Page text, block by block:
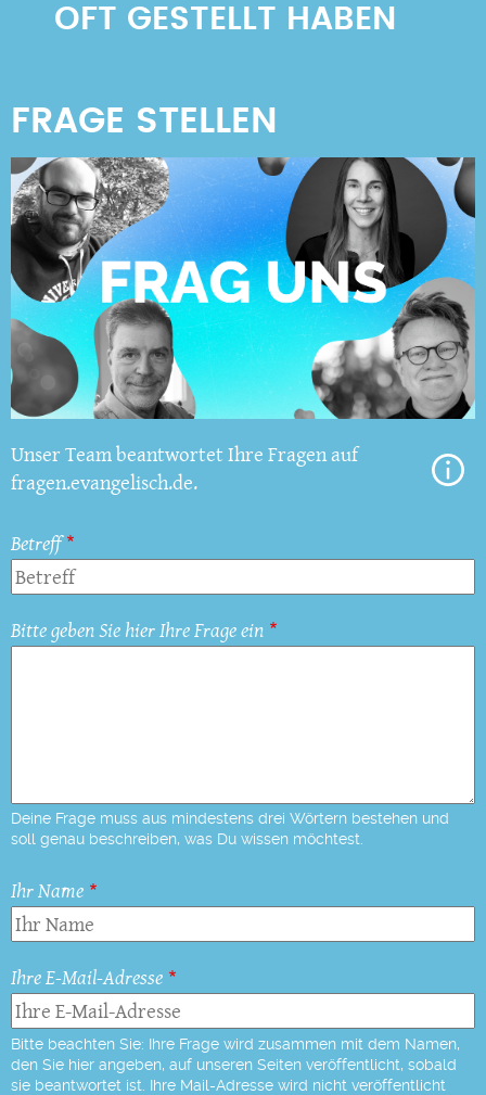
OFT GESTELLT HABEN
Unser Team beantwortet Ihre Fragen auf
fragen.evangelisch.de.
Betreff
Bitte geben Sie hier Ihre Frage ein
Deine Frage muss aus mindestens drei Wörtern bestehen und
soll genau beschreiben, was Du wissen möchtest.
Ihr Name
Ihre E-Mail-Adresse
Bitte beachten Sie: Ihre Frage wird zusammen mit dem Namen,
den Sie hier angeben, auf unseren Seiten veröffentlicht, sobald
sie beantwortet ist. Ihre Mail-Adresse wird nicht veröffentlicht